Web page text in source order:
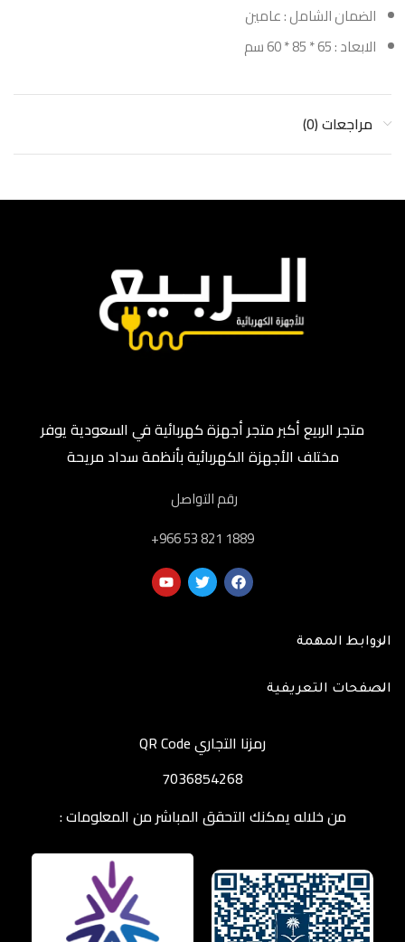
الضمان الشامل : عامين
الابعاد : 65 * 85 * 60 سم
مراجعات (0)
متجر الربيع أكبر متجر أجهزة كهربائية في السعودية يوفر
مختلف الأجهزة الكهربائية بأنظمة سداد مريحة
رقم التواصل
‎+966 53 821 1889
الروابط المهمة
الصفحات التعريفية
رمزنا التجاري QR Code
7036854268
من خلاله يمكنك التحقق المباشر من المعلومات :